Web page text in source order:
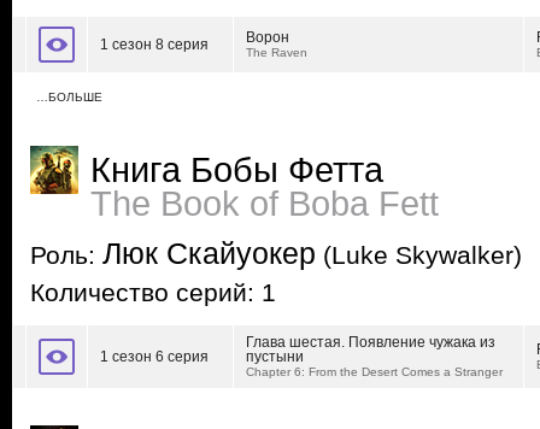
1 сезон 8 серия Ворон
The Raven
…БОЛЬШЕ
Книга Бобы Фетта
The Book of Boba Fett
Роль: Люк Скайуокер (Luke Skywalker)
Количество серий: 1
1 сезон 6 серия
Глава шестая. Появление чужака из
пустыни
Chapter 6: From the Desert Comes a Stranger